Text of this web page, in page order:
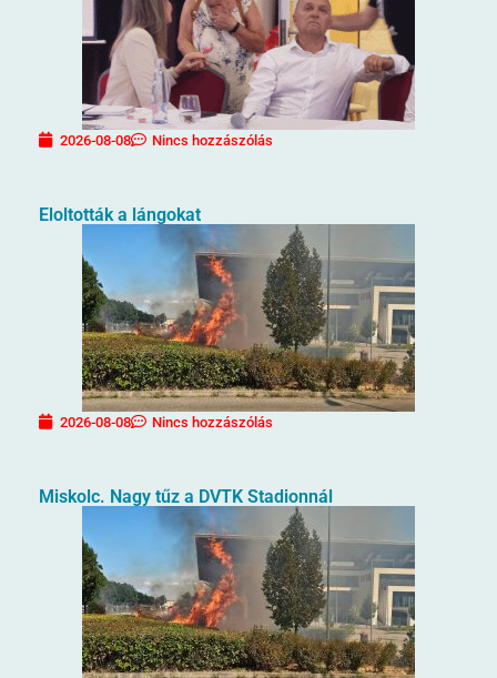
2026-08-08 Nincs hozzászólás
Eloltották a lángokat
2026-08-08 Nincs hozzászólás
Miskolc. Nagy tűz a DVTK Stadionnál